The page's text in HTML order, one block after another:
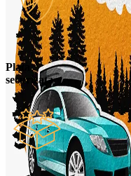
Plata
securizata